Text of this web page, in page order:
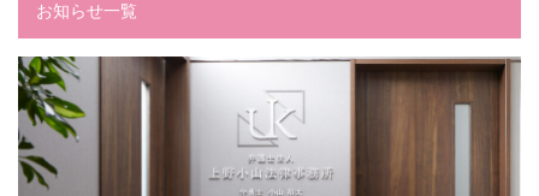
お知らせ一覧